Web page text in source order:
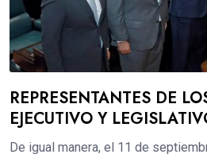
REPRESENTANTES DE
EJECUTIVO Y
De igual manera, el 11 de